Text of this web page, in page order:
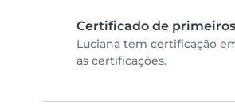
Certificado de
Luciana tem certificação
as certificações.